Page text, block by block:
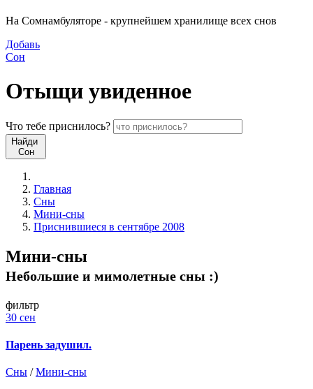
На Сомнамбуляторе - крупнейшем хранилище всех снов
Добавь
Сон
Отыщи увиденное
Что тебе приснилось?
Найди
Сон
Главная
Сны
Мини-сны
Приснившиеся в сентябре 2008
Мини-сны
Небольшие и мимолетные сны :)
фильтр
30 сен
Парень задушил.
Сны /Мини-сны